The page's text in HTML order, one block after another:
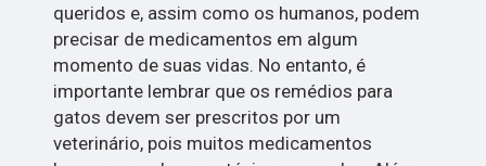
queridos e, assim como os humanos, podem
precisar de medicamentos em algum
momento de suas vidas. No entanto, é
importante lembrar que os remédios para
gatos devem ser prescritos por um
veterinário, pois muitos medicamentos